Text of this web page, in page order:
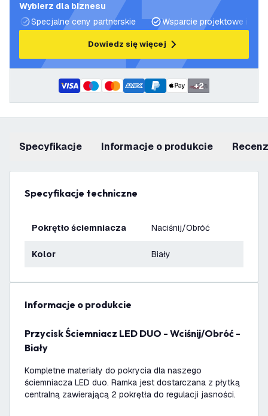
Wybierz dla biznesu
Specjalne ceny partnerskie
Wsparcie projektowe i
Dowiedz się więcej
+2
Specyfikacje informacje o produkcie
Specyfikacje techniczne
Pokrętło ściemniacza Naciśnij/Obróć
Kolor Biały
informacje o produkcie
Przycisk Ściemniacz LED DUO - Wciśnij/Obróć -
Biały
Kompletne materiały do pokrycia dla naszego
ściemniacza LED duo. Ramka jest dostarczana z płytką
centralną zawierającą 2 pokrętła do regulacji jasności.